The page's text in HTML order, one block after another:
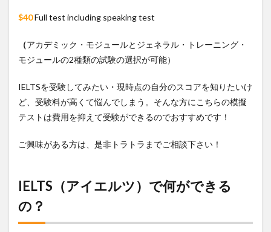
トラ
学担
当に
相談
$40Full test including speaking test
（アカデミック・モジュールとジェネラル・トレーニング・
モジュールの2種類の試験の選択が可能）
IELTSを受験してみたい・現時点の自分のスコアを知りたいけ
ど、受験料が高くて悩んでしまう。そんな方にこちらの模擬
テストは費用を抑えて受験ができるのでおすすめです！
ご興味がある方は、是非トラトラまでご相談下さい！
IELTS（アイエルツ）で何ができる
の？